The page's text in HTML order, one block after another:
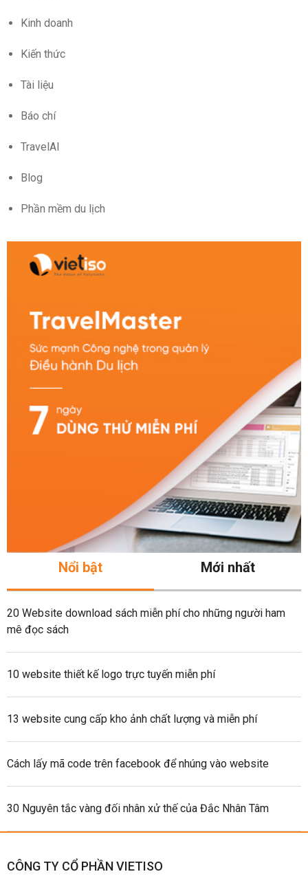
Kinh doanh
Kiến thức
Tài liệu
Báo chí
TravelAI
Blog
Phần mềm du lịch
Nổi bật Mới nhất
20 Website download sách miễn phí cho những người ham
mê đọc sách
10 website thiết kế logo trực tuyến miễn phí
13 website cung cấp kho ảnh chất lượng và miễn phí
Cách lấy mã code trên facebook để nhúng vào website
30 Nguyên tắc vàng đối nhân xử thế của Đắc Nhân Tâm
CÔNG TY CỔ PHẦN VIETISO